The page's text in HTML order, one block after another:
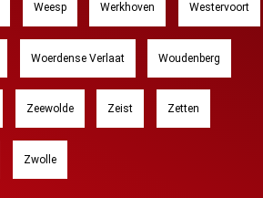
Weesp Werkhoven Westervoort
Woerdense Verlaat Woudenberg
Zeewolde Zeist Zetten
Zwolle